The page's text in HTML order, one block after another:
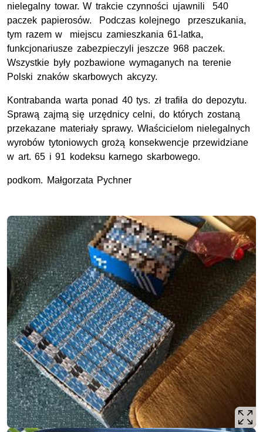
nielegalny towar. W trakcie czynności ujawnili 540
paczek papierosów. Podczas kolejnego przeszukania,
tym razem w miejscu zamieszkania 61-latka,
funkcjonariusze zabezpieczyli jeszcze 968 paczek.
Wszystkie były pozbawione wymaganych na terenie
Polski znaków skarbowych akcyzy.
Kontrabanda warta ponad 40 tys. zł trafiła do depozytu.
Sprawą zajmą się urzędnicy celni, do których zostaną
przekazane materiały sprawy. Właścicielom nielegalnych
wyrobów tytoniowych grożą konsekwencje przewidziane
w art. 65 i 91 kodeksu karnego skarbowego.
podkom. Małgorzata Pychner